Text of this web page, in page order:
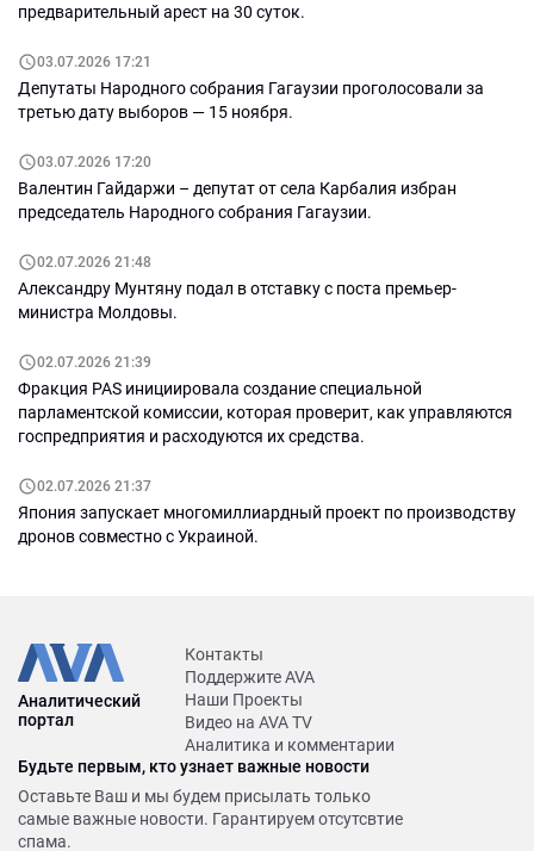
предварительный арест на 30 суток.
03.07.2026 17:21
Депутаты Народного собрания Гагаузии проголосовали за
третью дату выборов — 15 ноября.
03.07.2026 17:20
Валентин Гайдаржи – депутат от села Карбалия избран
председатель Народного собрания Гагаузии.
02.07.2026 21:48
Александру Мунтяну подал в отставку с поста премьер-
министра Молдовы.
02.07.2026 21:39
Фракция PAS инициировала создание специальной
парламентской комиссии, которая проверит, как управляются
госпредприятия и расходуются их средства.
02.07.2026 21:37
Япония запускает многомиллиардный проект по производству
дронов совместно с Украиной.
Аналитический
портал
Контакты
Поддержите AVA
Наши Проекты
Видео на AVA TV
Аналитика и комментарии
Будьте первым, кто узнает важные новости
Оставьте Ваш и мы будем присылать только
самые важные новости. Гарантируем отсутсвтие
спама.